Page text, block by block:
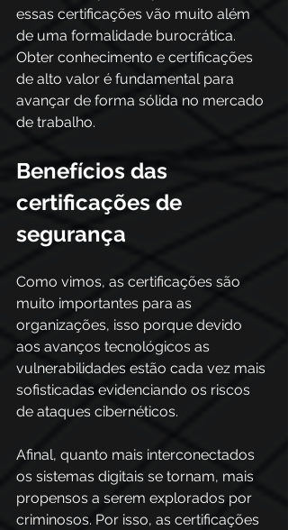
essas certificações vão muito além
de uma formalidade burocrática.
Obter conhecimento e certificações
de alto valor é fundamental para
avançar de forma sólida no mercado
de trabalho.
Benefícios das
certificações de
segurança
Como vimos, as certificações são
muito importantes para as
organizações, isso porque devido
aos avanços tecnológicos as
vulnerabilidades estão cada vez mais
sofisticadas evidenciando os riscos
de ataques cibernéticos.
Afinal, quanto mais interconectados
os sistemas digitais se tornam, mais
propensos a serem explorados por
criminosos. Por isso, as certificações